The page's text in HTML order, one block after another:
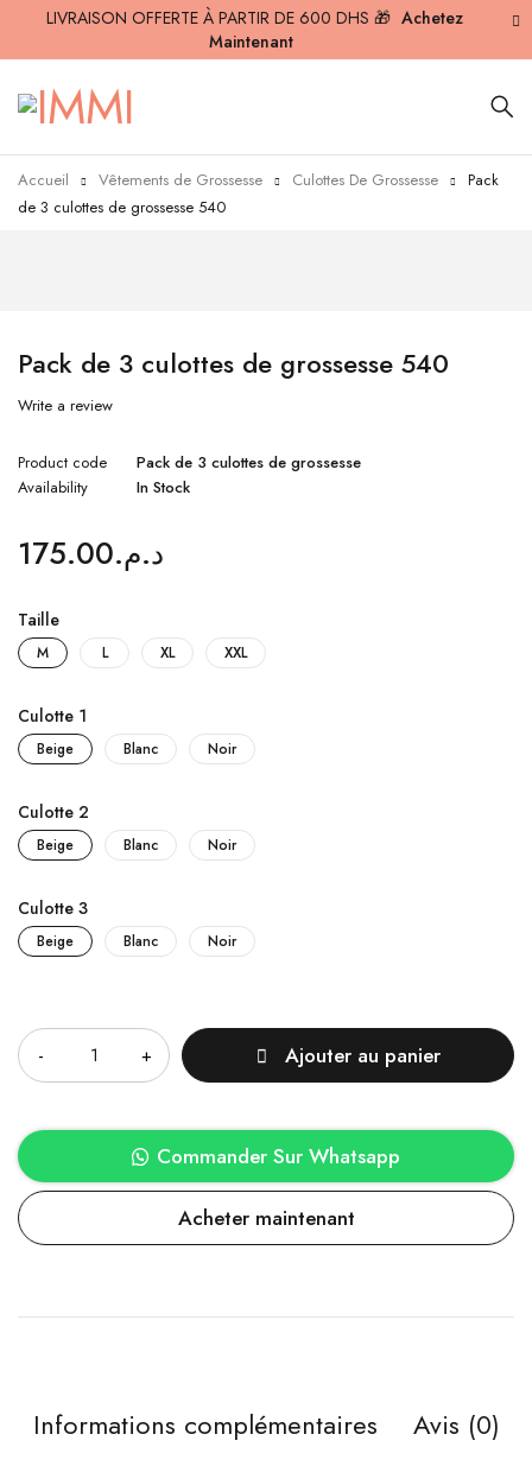
LIVRAISON OFFERTE À PARTIR DE 600 DHS 🎁 Achetez
Maintenant
Accueil Vêtements de Grossesse Culottes De Grossesse
Pack
de 3 culottes de grossesse 540
Pack de 3 culottes de grossesse 540
Write a review
Product code
Pack de 3 culottes de grossesse
Availability
In Stock
د.م.175.00
Taille
M L XL XXL
Culotte 1
Beige Blanc Noir
Culotte 2
Beige Blanc Noir
Culotte 3
Beige Blanc Noir
Ajouter au panier
Commander Sur Whatsapp
Acheter maintenant
Informations complémentaires Avis (0)